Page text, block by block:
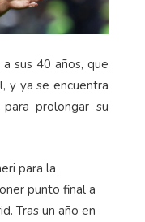
sus 40 años, que
y ya se encuentra
prolongar su
para la
punto final a
Tras un año en